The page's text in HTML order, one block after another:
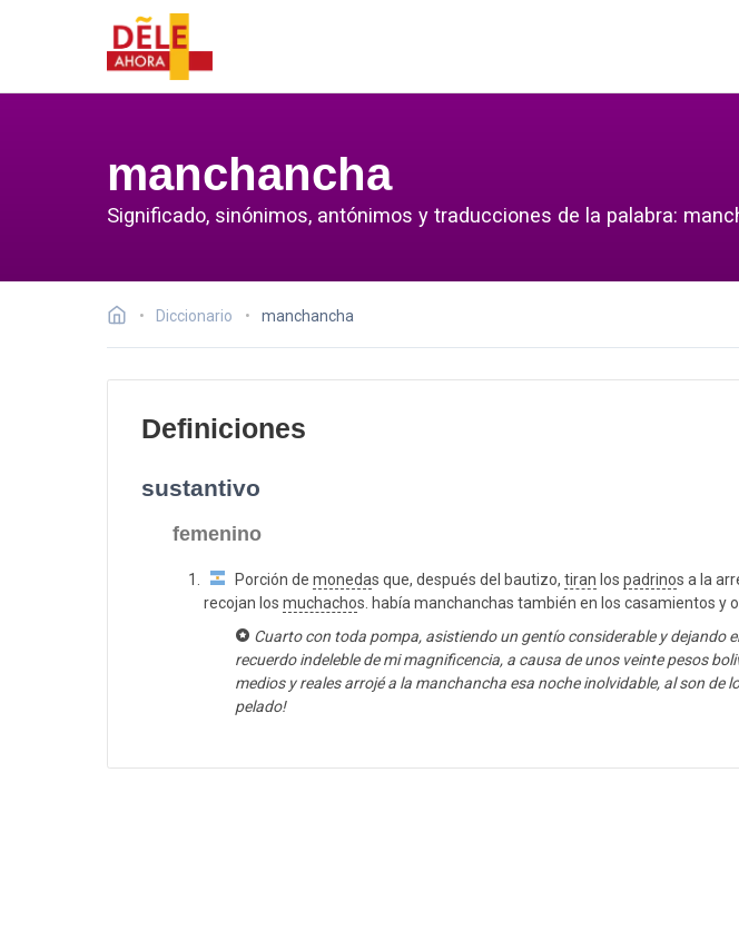
manchancha
Significado, sinónimos, antónimos y traducciones de la palabra:
Diccionario manchancha
Definiciones
sustantivo
femenino
Porción de monedas que, después del bautizo, tiran los padrinos a la
recojan los muchachos. había manchanchas también en los casamientos y
Cuarto con toda pompa, asistiendo un gentío considerable y dejando
recuerdo indeleble de mi magnificencia, a causa de unos veinte pesos
medios y reales arrojé a la manchancha esa noche inolvidable, al son de
pelado!